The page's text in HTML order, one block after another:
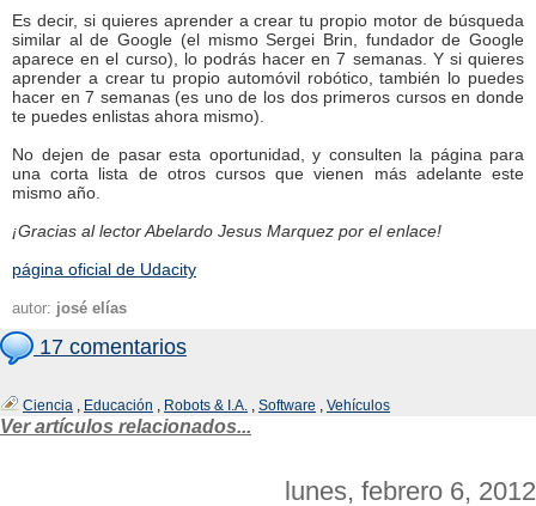
Es decir, si quieres aprender a crear tu propio motor de búsqueda
similar al de Google (el mismo Sergei Brin, fundador de Google
aparece en el curso), lo podrás hacer en 7 semanas. Y si quieres
aprender a crear tu propio automóvil robótico, también lo puedes
hacer en 7 semanas (es uno de los dos primeros cursos en donde
te puedes enlistas ahora mismo).
No dejen de pasar esta oportunidad, y consulten la página para
una corta lista de otros cursos que vienen más adelante este
mismo año.
¡Gracias al lector Abelardo Jesus Marquez por el enlace!
página oficial de Udacity
autor: josé elías
17 comentarios
Ciencia , Educación , Robots & I.A. , Software , Vehículos
Ver artículos relacionados...
lunes, febrero 6, 2012